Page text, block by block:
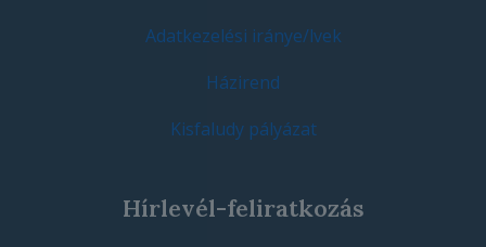
Adatkezelési iránye/lvek
Házirend
Kisfaludy pályázat
Hírlevél-feliratkozás